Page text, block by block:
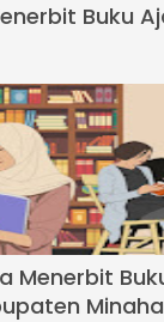
Buku
Menerbit